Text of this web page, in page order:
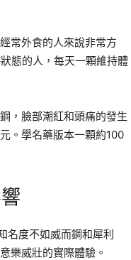
常外食的人來說非常方
態的人，每天一顆維持體
，臉部潮紅和頭痛的發生
。學名藥版本一顆約100
名度不如威而鋼和犀利
樂威壯的實際體驗。